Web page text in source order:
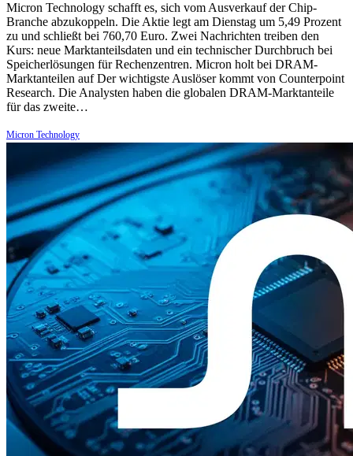
Micron Technology schafft es, sich vom Ausverkauf der Chip-
Branche abzukoppeln. Die Aktie legt am Dienstag um 5,49 Prozent
zu und schließt bei 760,70 Euro. Zwei Nachrichten treiben den
Kurs: neue Marktanteilsdaten und ein technischer Durchbruch bei
Speicherlösungen für Rechenzentren. Micron holt bei DRAM-
Marktanteilen auf Der wichtigste Auslöser kommt von Counterpoint
Research. Die Analysten haben die globalen DRAM-Marktanteile
für das zweite…
Micron Technology